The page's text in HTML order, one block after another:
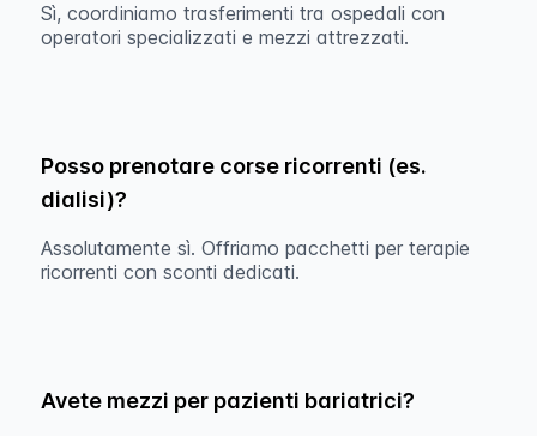
Sì, coordiniamo trasferimenti tra ospedali con
operatori specializzati e mezzi attrezzati.
Posso prenotare corse ricorrenti (es.
dialisi)?
Assolutamente sì. Offriamo pacchetti per terapie
ricorrenti con sconti dedicati.
Avete mezzi per pazienti bariatrici?